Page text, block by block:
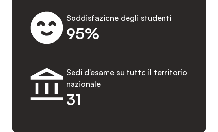
95%
Soddisfazione degli studenti
31
Sedi d'esame su tutto il territorio
nazionale